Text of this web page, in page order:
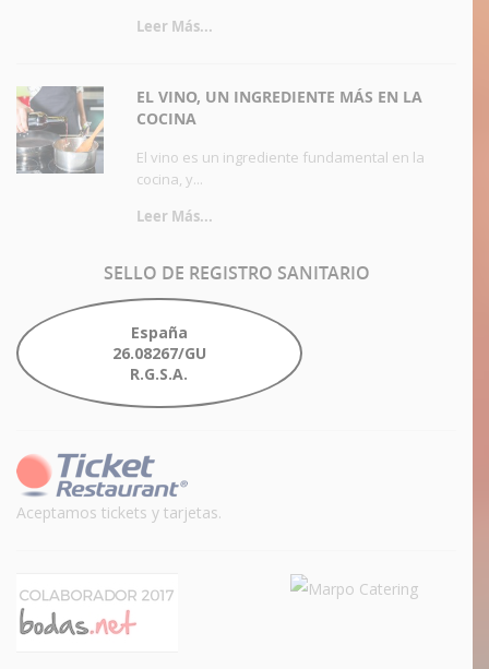
Leer Más...
EL VINO, UN INGREDIENTE MÁS EN LA
COCINA
El vino es un ingrediente fundamental en la
cocina, y...
Leer Más...
SELLO DE REGISTRO SANITARIO
España
26.08267/GU
R.G.S.A.
Aceptamos tickets y tarjetas.